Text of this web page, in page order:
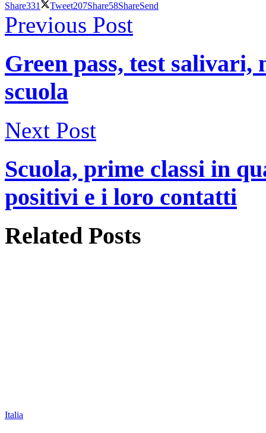
Share331 Tweet207Share58ShareSend
Previous Post
Green pass, test salivari,
scuola
Next Post
Scuola, prime classi in
positivi e i loro contatti
Related Posts
Italia